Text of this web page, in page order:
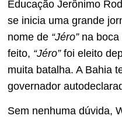
Educação Jerônimo
se inicia uma grande
nome de “Jéro”na boca
feito, “Jéro”foi eleito
muita batalha. A Bahia
governador
Sem nenhuma dúvida,